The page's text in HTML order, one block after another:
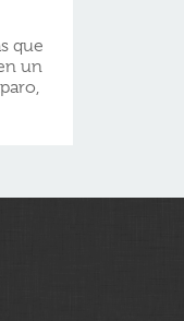
que
un